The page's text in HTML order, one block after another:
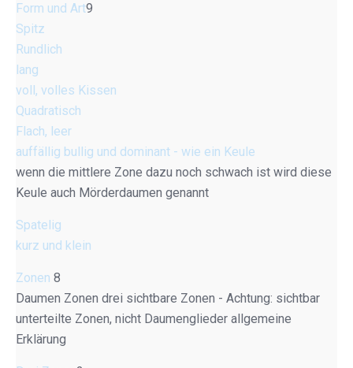
Form und Art9
Spitz
Rundlich
lang
voll, volles Kissen
Quadratisch
Flach, leer
auffällig bullig und dominant - wie ein Keule
wenn die mittlere Zone dazu noch schwach ist wird diese
Keule auch Mörderdaumen genannt
Spatelig
kurz und klein
Zonen 8
Daumen Zonen drei sichtbare Zonen - Achtung: sichtbar
unterteilte Zonen, nicht Daumenglieder allgemeine
Erklärung